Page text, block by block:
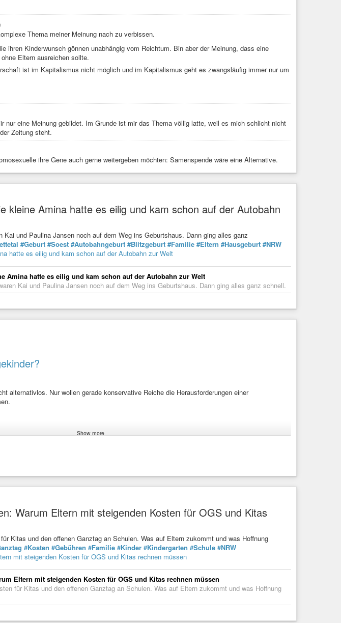
#diskurs #Diskussion #geld #Finanzen #Spahn
Thema meiner Meinung nach zu verbissen.
ihren Kinderwunsch gönnen unabhängig vom Reichtum. Bin aber der Meinung, dass eine
Eltern ausreichen sollte.
ist im Kapitalismus nicht möglich und im Kapitalismus geht es zwangsläufig immer nur um
nur eine Meinung gebildet. Im Grunde ist mir das Thema völlig latte, weil es mich schlicht nicht
Zeitung steht.
ihre Gene auch gerne weitergeben möchten: Samenspende wäre eine Alternative.
kleine Amina hatte es eilig und kam schon auf der Autobahn
und Paulina Jansen noch auf dem Weg ins Geburtshaus. Dann ging alles ganz
#Geburt #Soest #Autobahngeburt #Blitzgeburt #Familie #Eltern #Hausgeburt #NRW
hatte es eilig und kam schon auf der Autobahn zur Welt
Amina hatte es eilig und kam schon auf der Autobahn zur Welt
Kai und Paulina Jansen noch auf dem Weg ins Geburtshaus. Dann ging alles ganz schnell.
alternativlos. Nur wollen gerade konservative Reiche die Herausforderungen einer
nicht alternativlos. Nur wollen gerade konservative Reiche die Herausforderungen einer
Show more
Warum Eltern mit steigenden Kosten für OGS und Kitas
Kitas und den offenen Ganztag an Schulen. Was auf Eltern zukommt und was Hoffnung
#Kosten #Gebühren #Familie #Kinder #Kindergarten #Schule #NRW
mit steigenden Kosten für OGS und Kitas rechnen müssen
Eltern mit steigenden Kosten für OGS und Kitas rechnen müssen
für Kitas und den offenen Ganztag an Schulen. Was auf Eltern zukommt und was Hoffnung